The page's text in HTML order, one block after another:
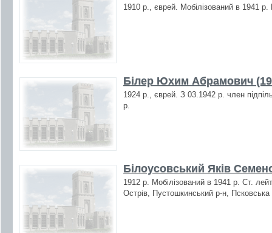
1910 р., єврей. Мобілізований в 1941
Білер Юхим Абрамович
1924 р., єврей. З 03.1942 р. член
р.
Білоусовський Яків
1912 р. Мобілізований в 1941 р. Ст.
Острів, Пустошкинський р-н, Псковська